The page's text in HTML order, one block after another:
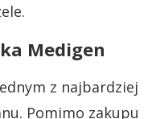
Medigen
z najbardziej
Pomimo zakupu